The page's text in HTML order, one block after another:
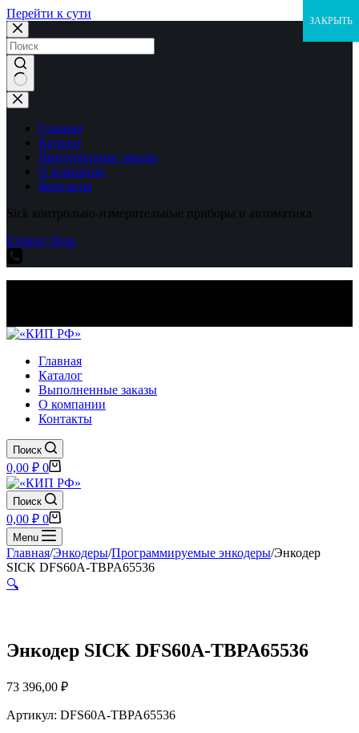
Перейти к сути
Ничего
не
найденоГлавная
Каталог
Выполненные заказы
О компании
Контакты
Sick контрольно-измерительные приборы и автоматика
Explore Shop
Главная
Каталог
Выполненные заказы
О компании
Контакты
Поиск
Корзина
0,00 ₽ 0
Поиск
Корзина
0,00 ₽ 0
Menu
Главная/Энкодеры/Программируемые энкодеры/Энкодер
SICK DFS60A-TBPA65536
🔍
Энкодер SICK DFS60A-TBPA65536
73 396,00 ₽
Артикул: DFS60A-TBPA65536
ЗАКРЫТЬ